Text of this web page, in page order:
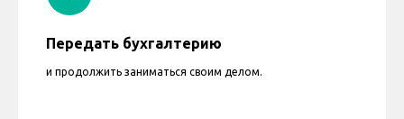
Передать бухгалтерию
и продолжить заниматься своим делом.